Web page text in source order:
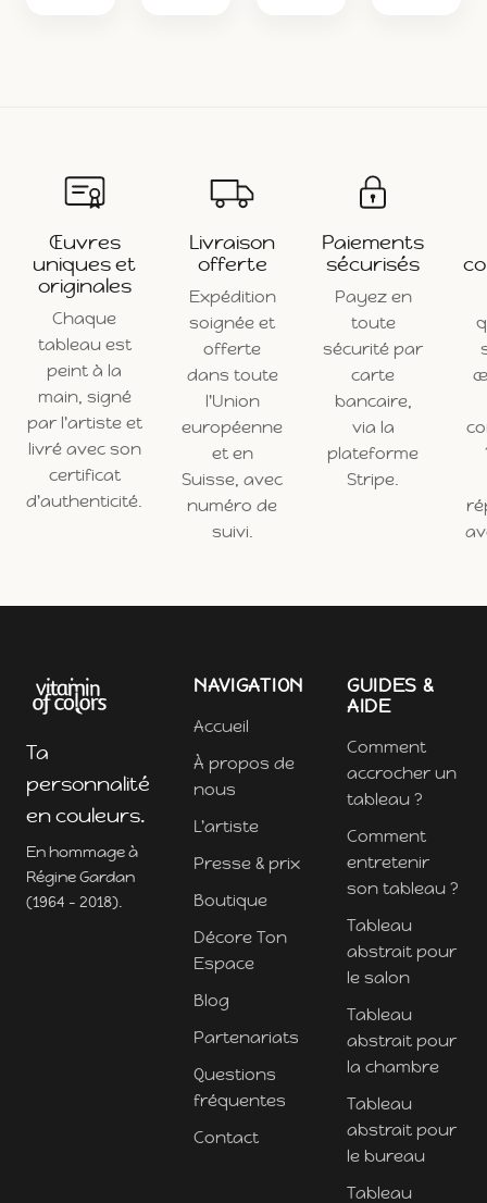
Œuvres
uniques et
originales
Chaque
tableau est
peint à la
main, signé
par l'artiste et
livré avec son
certificat
d'authenticité.
Livraison
offerte
Expédition
soignée et
offerte
dans toute
l'Union
européenne
et en
Suisse, avec
numéro de
suivi.
Paiements
sécurisés
Payez en
toute
sécurité par
carte
bancaire,
via la
plateforme
Stripe.
Ta
personnalité
en couleurs.
En hommage à
Régine Gardan
(1964 - 2018).
NAVIGATION
Accueil
À propos de
nous
L'artiste
Presse & prix
Boutique
Décore Ton
Espace
Blog
Partenariats
Questions
fréquentes
Contact
GUIDES &
AIDE
Comment
accrocher un
tableau ?
Comment
entretenir
son tableau ?
Tableau
abstrait pour
le salon
Tableau
abstrait pour
la chambre
Tableau
abstrait pour
le bureau
Tableau